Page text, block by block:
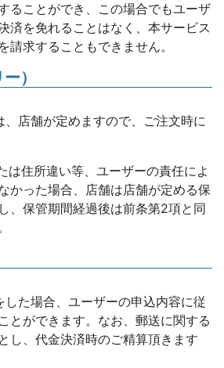
ることができ、この場合でもユーザ
済を免れることはなく、本サービス
請求することもできません。
）
、店舗が定めますので、ご注文時に
は住所違い等、ユーザーの責任によ
かった場合、店舗は店舗が定める保
、保管期間経過後は前条第2項と同
した場合、ユーザーの申込内容に従
とができます。なお、郵送に関する
し、代金決済時のご精算頂きます